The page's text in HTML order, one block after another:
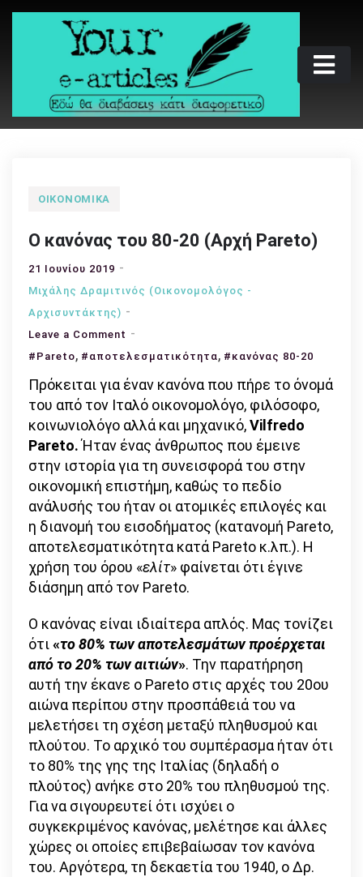
Skip
Your e-articles
Εδώ θα διαβάσεις κάτι διαφορετικό
ΟΙΚΟΝΟΜΙΚΆ
Ο κανόνας του 80-20 (Αρχή Pareto)
21 Ιουνίου 2019
Μιχάλης Δραμιτινός (Οικονομολόγος -
Αρχισυντάκτης)
Leave a Comment on
Ο
του
80-
20
(Αρχή
Pareto)
#Pareto, #αποτελεσματικότητα, #κανόνας 80-20
Πρόκειται για έναν κανόνα που πήρε το όνομά
του από τον Ιταλό οικονομολόγο, φιλόσοφο,
κοινωνιολόγο αλλά και μηχανικό,Vilfredo
Pareto.Ήταν ένας άνθρωπος που έμεινε
στην ιστορία για τη συνεισφορά του στην
οικονομική επιστήμη, καθώς το πεδίο
ανάλυσής του ήταν οι ατομικές επιλογές και
η διανομή του εισοδήματος (κατανομή Pareto,
αποτελεσματικότητα κατά Pareto κ.λπ.). Η
χρήση του όρου «ελίτ» φαίνεται ότι έγινε
διάσημη από τον Pareto.
Ο κανόνας είναι ιδιαίτερα απλός. Μας τονίζει
ότι«το 80% των αποτελεσμάτων προέρχεται
από το 20% των αιτιών». Την παρατήρηση
αυτή την έκανε ο Pareto στις αρχές του 20ου
αιώνα περίπου στην προσπάθειά του να
μελετήσει τη σχέση μεταξύ πληθυσμού και
πλούτου. Το αρχικό του συμπέρασμα ήταν ότι
το 80% της γης της Ιταλίας (δηλαδή ο
πλούτος) ανήκε στο 20% του πληθυσμού της.
Για να σιγουρευτεί ότι ισχύει ο
συγκεκριμένος κανόνας, μελέτησε και άλλες
χώρες οι οποίες επιβεβαίωσαν τον κανόνα
του. Αργότερα, τη δεκαετία του 1940, ο Δρ.